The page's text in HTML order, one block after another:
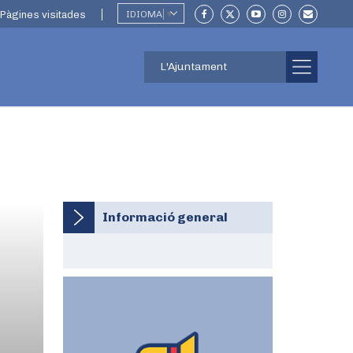
Pàgines visitades IDIOMA ▼
L'Ajuntament
Informació general